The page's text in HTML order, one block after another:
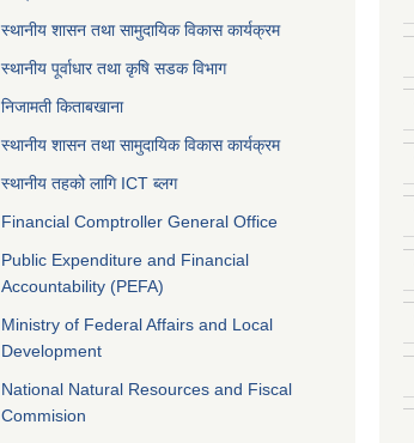
स्थानीय शासन तथा सामुदायिक विकास कार्यक्रम
स्थानीय पूर्वाधार तथा कृषि सडक विभाग
निजामती किताबखाना
स्थानीय शासन तथा सामुदायिक विकास कार्यक्रम
स्थानीय तहको लागि ICT ब्लग
Financial Comptroller General Office
Public Expenditure and Financial
Accountability (PEFA)
Ministry of Federal Affairs and Local
Development
National Natural Resources and Fiscal
Commision